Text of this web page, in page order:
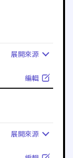
展開來源
編輯
展開來源